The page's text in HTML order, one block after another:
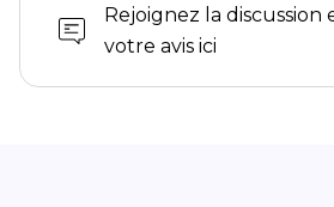
Rejoignez la discussion
votre avis ici